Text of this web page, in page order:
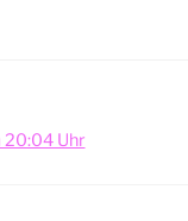
20:04 Uhr